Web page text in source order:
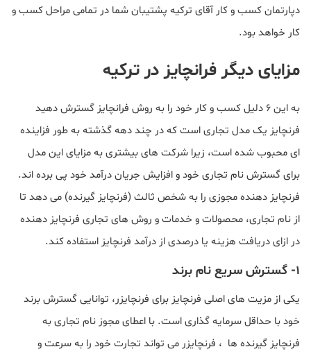
دپارتمان کسب و کار آقای ترکیه پشتیبان شما در تمامی مراحل کسب و
کار خواهد بود.
مزایای دیگر فرانچایز در ترکیه
به این 6 دلیل کسب و کار خود را به روش فرانچایز گسترش دهید
فرنچایز یک مدل تجاری است که در چند دهه گذشته به طور فزاینده
ای محبوب شده است، زیرا شرکت های بیشتری به مزایای این مدل
برای گسترش نام تجاری خود و افزایش جریان درآمد خود پی برده اند.
فرنچایز دهنده مجوزی را به شخص ثالث (فرنچایز گیرنده) می دهد تا
از نام تجاری، محصولات و خدمات و روش های تجاری فرنچایز دهنده
در ازای دریافت هزینه یا درصدی از درآمد فرنچایز استفاده کند.
1- گسترش سریع نام برند
یکی از مزیت های اصلی فرنچایز برای فرنچایزر، توانایی گسترش برند
خود با حداقل سرمایه گذاری است. با اعطای مجوز نام تجاری به
فرنچایز گیرنده ها ، فرنچایزر می تواند تجارت خود را به سرعت و